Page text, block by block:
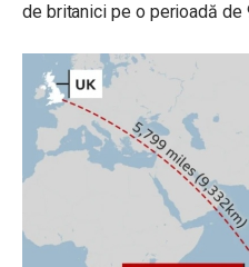
de britanici pe o perioadă de